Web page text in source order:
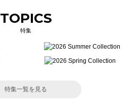
TOPICS
特集
特集一覧を見る